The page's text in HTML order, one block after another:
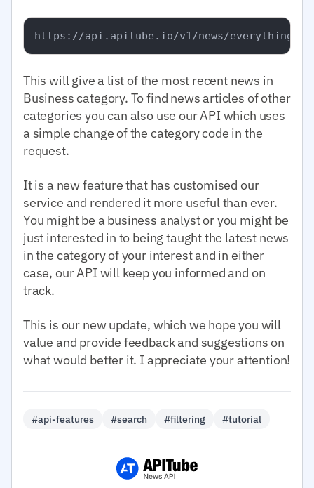
This will give a list of the most recent news in
Business category. To find news articles of other
categories you can also use our API which uses
a simple change of the category code in the
request.
It is a new feature that has customised our
service and rendered it more useful than ever.
You might be a business analyst or you might be
just interested in to being taught the latest news
in the category of your interest and in either
case, our API will keep you informed and on
track.
This is our new update, which we hope you will
value and provide feedback and suggestions on
what would better it. I appreciate your attention!
#api-features #search #filtering #tutorial